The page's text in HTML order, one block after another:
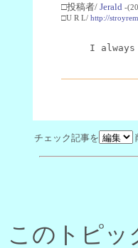
□投稿者/ Jerald -
□U R L/ http://
I
チェック記事を
このトピッ